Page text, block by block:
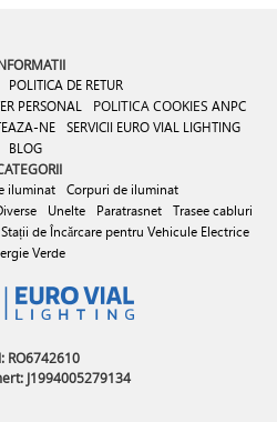
POLITICA DE RETUR
PERSONAL
POLITICA COOKIES ANPC
NE SERVICII EURO VIAL LIGHTING
BLOG
iluminat
Corpuri de iluminat
Unelte Paratrasnet
Trasee cabluri
Stații de Încărcare pentru Vehicule Electrice
Verde
RO6742610
J1994005279134